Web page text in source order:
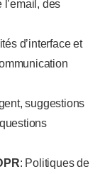
des
d’interface et
suggestions
: Politiques de